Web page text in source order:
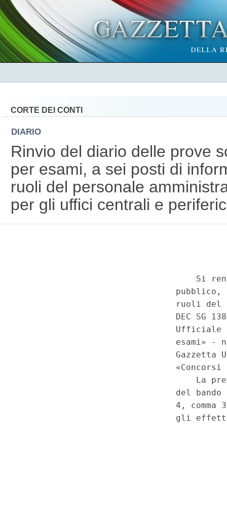
CORTE DEI CONTI
DIARIO
Rinvio del diario delle prove
per esami, a sei posti di
ruoli del personale
per gli uffici centrali e